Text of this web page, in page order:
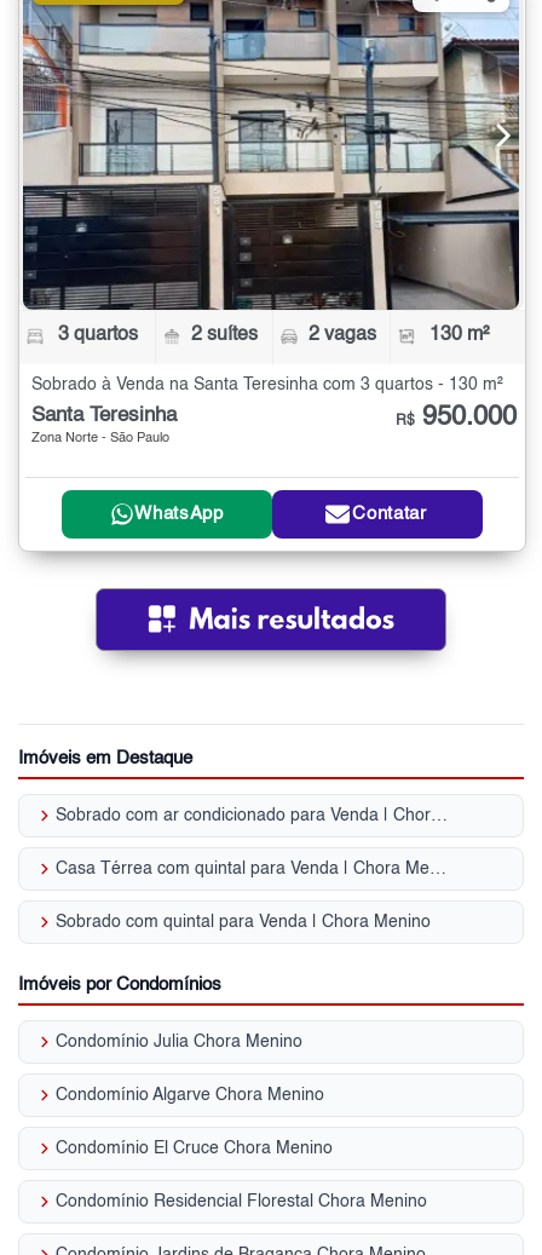
3 quartos 2 suítes 2 vagas 130 m²
Sobrado à Venda na Santa Teresinha com 3 quartos - 130 m²
Santa Teresinha
Zona Norte - São Paulo
R$ 950.000
WhatsApp Contatar
Imóveis em Destaque
keyboard_arrow_right Sobrado com ar condicionado para Venda | Chora Menino
keyboard_arrow_right Casa Térrea com quintal para Venda | Chora Menino
keyboard_arrow_right Sobrado com quintal para Venda | Chora Menino
Imóveis por Condomínios
keyboard_arrow_right Condomínio Julia Chora Menino
keyboard_arrow_right Condomínio Algarve Chora Menino
keyboard_arrow_right Condomínio El Cruce Chora Menino
keyboard_arrow_right Condomínio Residencial Florestal Chora Menino